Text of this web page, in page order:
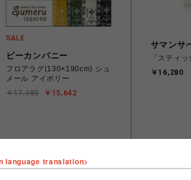
ビーカンパニー
フロアラグ(130×190cm) シュ
メール アイボリー
￥15,642
￥17,380
サマンサ
「スティ
￥16,280
language translation>